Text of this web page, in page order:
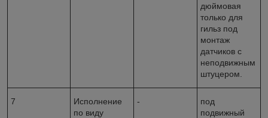
дюймовая
только для
гильз под
монтаж
датчиков с
неподвижным
штуцером.
7
Исполнение
по виду
-
под
подвижный